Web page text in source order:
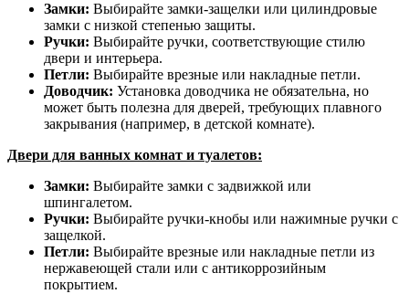
Замки: Выбирайте замки-защелки или цилиндровые
замки с низкой степенью защиты.
Ручки: Выбирайте ручки, соответствующие стилю
двери и интерьера.
Петли: Выбирайте врезные или накладные петли.
Доводчик: Установка доводчика не обязательна, но
может быть полезна для дверей, требующих плавного
закрывания (например, в детской комнате).
Двери для ванных комнат и туалетов:
Замки: Выбирайте замки с задвижкой или
шпингалетом.
Ручки: Выбирайте ручки-кнобы или нажимные ручки с
защелкой.
Петли: Выбирайте врезные или накладные петли из
нержавеющей стали или с антикоррозийным
покрытием.